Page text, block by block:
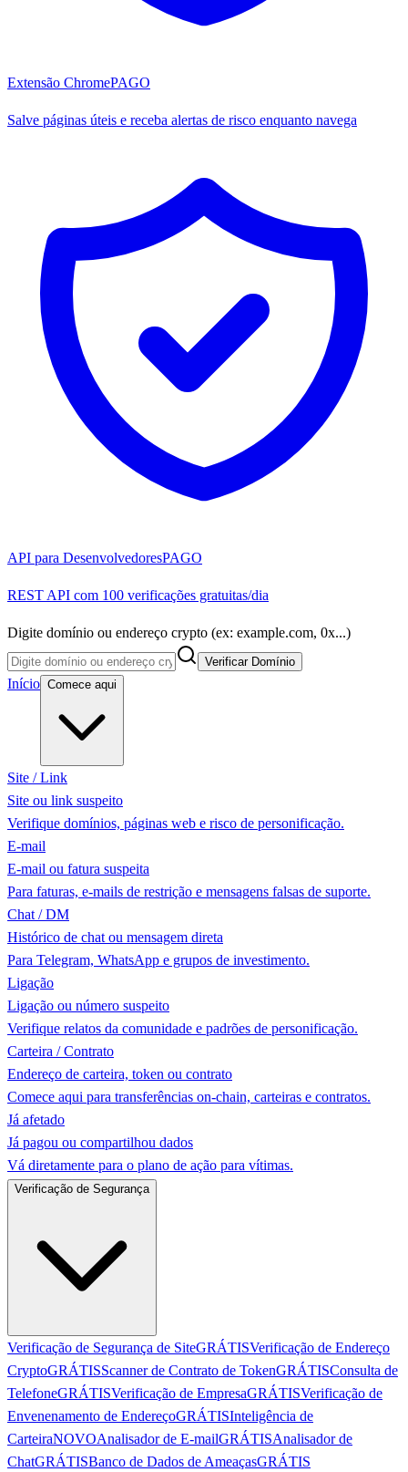
Extensão ChromePAGO
Salve páginas úteis e receba alertas de risco enquanto navega
API para DesenvolvedoresPAGO
REST API com 100 verificações gratuitas/dia
Digite domínio ou endereço crypto (ex: example.com, 0x...)
Verificar Domínio
Início Comece aqui
Site / Link
Site ou link suspeito
Verifique domínios, páginas web e risco de personificação.
E-mail
E-mail ou fatura suspeita
Para faturas, e-mails de restrição e mensagens falsas de suporte.
Chat / DM
Histórico de chat ou mensagem direta
Para Telegram, WhatsApp e grupos de investimento.
Ligação
Ligação ou número suspeito
Verifique relatos da comunidade e padrões de personificação.
Carteira / Contrato
Endereço de carteira, token ou contrato
Comece aqui para transferências on-chain, carteiras e contratos.
Já afetado
Já pagou ou compartilhou dados
Vá diretamente para o plano de ação para vítimas.
Verificação de Segurança
Verificação de Segurança de SiteGRÁTISVerificação de Endereço
CryptoGRÁTISScanner de Contrato de TokenGRÁTISConsulta de
TelefoneGRÁTISVerificação de EmpresaGRÁTISVerificação de
Envenenamento de EndereçoGRÁTISInteligência de
CarteiraNOVOAnalisador de E-mailGRÁTISAnalisador de
ChatGRÁTISBanco de Dados de AmeaçasGRÁTIS